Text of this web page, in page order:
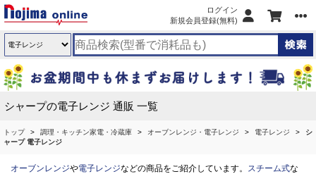
ログイン
新規会員登録(無料)
シャープの電子レンジ 通販 一覧
トップ 調理・キッチン家電・冷蔵庫 オーブンレンジ・電子レンジ 電子レンジ
シ
ャープ 電子レンジ
オーブンレンジや電子レンジなどの商品をご紹介しています。 スチーム式な